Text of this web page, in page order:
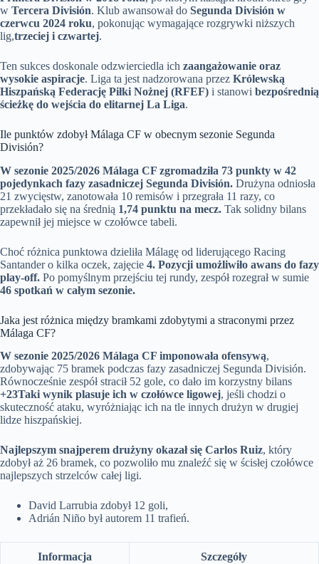
w Tercera División. Klub awansował do Segunda División w
czerwcu 2024 roku, pokonując wymagające rozgrywki niższych
lig,trzeciej i czwartej.
Ten sukces doskonale odzwierciedla ich zaangażowanie oraz
wysokie aspiracje. Liga ta jest nadzorowana przez Królewską
Hiszpańską Federację Piłki Nożnej (RFEF) i stanowi bezpośrednią
ścieżkę do wejścia do elitarnej La Liga.
Ile punktów zdobył Málaga CF w obecnym sezonie Segunda
División?
W sezonie 2025/2026 Málaga CF zgromadziła 73 punkty w 42
pojedynkach fazy zasadniczej Segunda División. Drużyna odniosła
21 zwycięstw, zanotowała 10 remisów i przegrała 11 razy, co
przekładało się na średnią 1,74 punktu na mecz. Tak solidny bilans
zapewnił jej miejsce w czołówce tabeli.
Choć różnica punktowa dzieliła Málagę od liderującego Racing
Santander o kilka oczek, zajęcie 4. Pozycji umożliwiło awans do fazy
play-off. Po pomyślnym przejściu tej rundy, zespół rozegrał w sumie
46 spotkań w całym sezonie.
Jaka jest różnica między bramkami zdobytymi a straconymi przez
Málaga CF?
W sezonie 2025/2026 Málaga CF imponowała ofensywą,
zdobywając 75 bramek podczas fazy zasadniczej Segunda División.
Równocześnie zespół stracił 52 gole, co dało im korzystny bilans
+23Taki wynik plasuje ich w czołówce ligowej, jeśli chodzi o
skuteczność ataku, wyróżniając ich na tle innych drużyn w drugiej
lidze hiszpańskiej.
Najlepszym snajperem drużyny okazał się Carlos Ruiz, który
zdobył aż 26 bramek, co pozwoliło mu znaleźć się w ścisłej czołówce
najlepszych strzelców całej ligi.
David Larrubia zdobył 12 goli,
Adrián Niño był autorem 11 trafień.
Informacja Szczegóły